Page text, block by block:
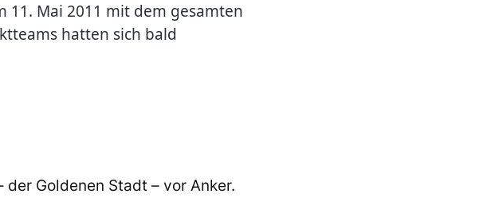
11. Mai 2011 mit dem gesamten
hatten sich bald
der Goldenen Stadt – vor Anker.